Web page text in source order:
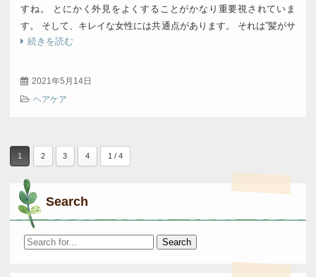
すね。 とにかく外見をよくすることがかなり重要視されていま
す。 そして、キレイな女性には共通点があります。 それは”髪がサ
ラサラで美しい”こと。 き […]
続きを読む
2021年5月14日
ヘアケア
1 2 3 4 1 / 4
Search
Search